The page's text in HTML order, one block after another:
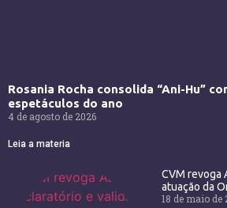
Rosania Rocha consolida “Ani-Hu”
espetáculos do ano
4 de agosto de 2026
Leia a materia
CVM revoga
atuação da
18 de maio de